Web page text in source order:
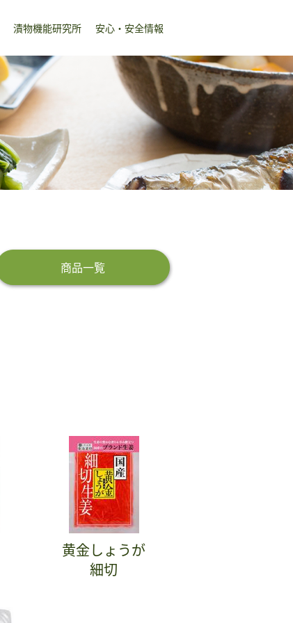
漬物機能研究所 安心・安全情報
商品一覧
黄金しょうが
細切